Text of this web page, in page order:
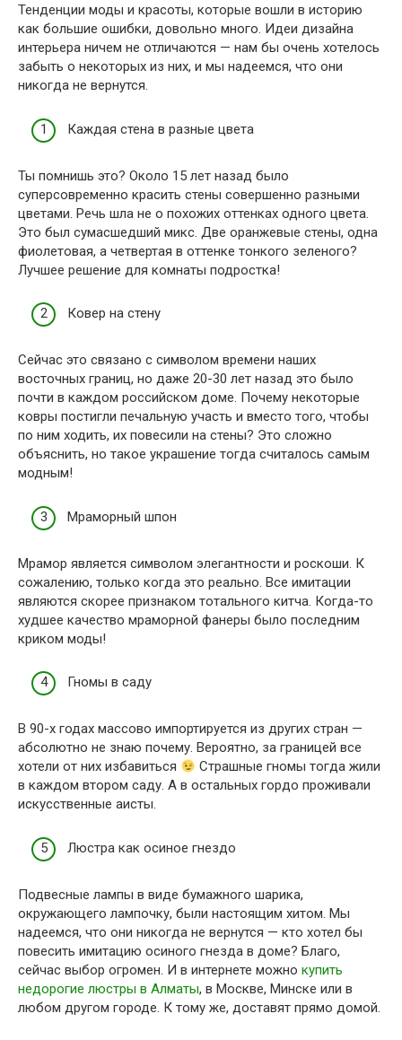
Тенденции моды и красоты, которые вошли в историю
как большие ошибки, довольно много. Идеи дизайна
интерьера ничем не отличаются — нам бы очень хотелось
забыть о некоторых из них, и мы надеемся, что они
никогда не вернутся.
Каждая стена в разные цвета
Ты помнишь это? Около 15 лет назад было
суперсовременно красить стены совершенно разными
цветами. Речь шла не о похожих оттенках одного цвета.
Это был сумасшедший микс. Две оранжевые стены, одна
фиолетовая, а четвертая в оттенке тонкого зеленого?
Лучшее решение для комнаты подростка!
Ковер на стену
Сейчас это связано с символом времени наших
восточных границ, но даже 20-30 лет назад это было
почти в каждом российском доме. Почему некоторые
ковры постигли печальную участь и вместо того, чтобы
по ним ходить, их повесили на стены? Это сложно
объяснить, но такое украшение тогда считалось самым
модным!
Мраморный шпон
Мрамор является символом элегантности и роскоши. К
сожалению, только когда это реально. Все имитации
являются скорее признаком тотального китча. Когда-то
худшее качество мраморной фанеры было последним
криком моды!
Гномы в саду
В 90-х годах массово импортируется из других стран —
абсолютно не знаю почему. Вероятно, за границей все
хотели от них избавиться
Страшные гномы тогда жили
в каждом втором саду. А в остальных гордо проживали
искусственные аисты.
Люстра как осиное гнездо
Подвесные лампы в виде бумажного шарика,
окружающего лампочку, были настоящим хитом. Мы
надеемся, что они никогда не вернутся — кто хотел бы
повесить имитацию осиного гнезда в доме? Благо,
сейчас выбор огромен. И в интернете можно купить
недорогие люстры в Алматы, в Москве, Минске или в
любом другом городе. К тому же, доставят прямо домой.